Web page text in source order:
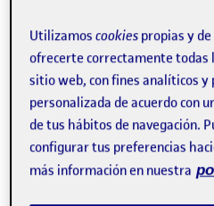
recuerdo no desde la tristeza,
disfrutar una vez más con ellos
una herramienta muy potente
mensaje ya que por su viveza
otro tiempo, y que, por un
un espacio-tiempo actual, con
La videoescultura se
homenaje-ofrenda a mis
Utilizamoscookies propias y
ofrecerte correctamente todas
sitio web, con fines analíticos
personalizada de acuerdo con
de tus hábitos de navegación.
configurar tus preferencias
más información en nuestra